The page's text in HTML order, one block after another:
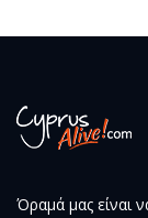
Όραμά μας είναι